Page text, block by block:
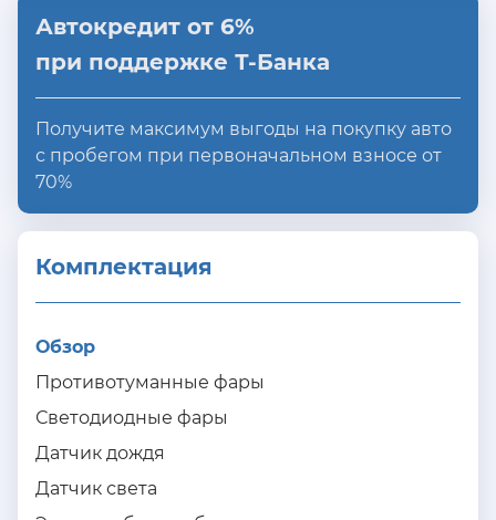
Автокредит от 6%
при поддержке Т-Банка
Получите максимум выгоды на покупку авто
с пробегом при первоначальном взносе от
70%
Комплектация
Обзор
Противотуманные фары
Светодиодные фары
Датчик дождя
Датчик света